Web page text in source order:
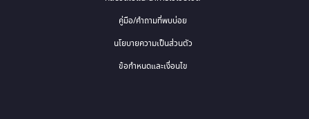
คู่มือ/คำถามที่พบบ่อย
นโยบายความเป็นส่วนตัว
ข้อกำหนดและเงื่อนไข